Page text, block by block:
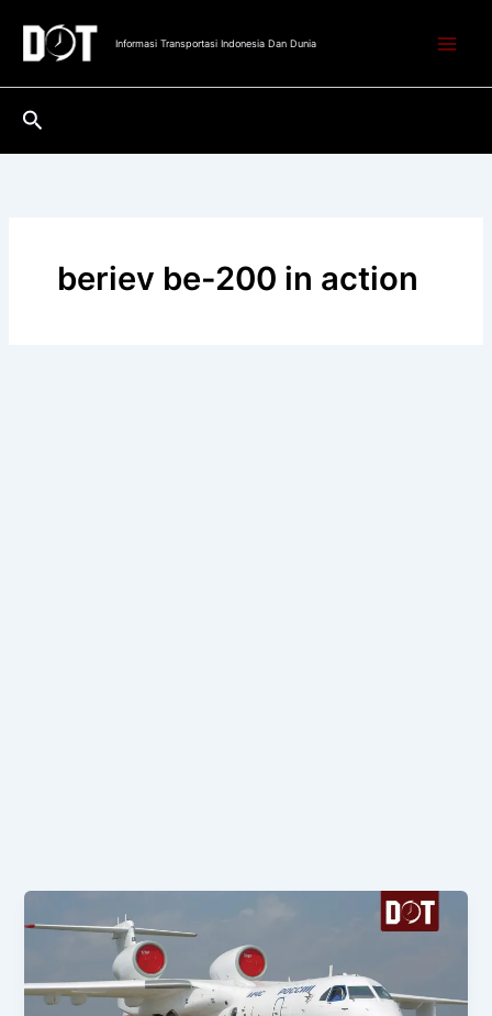
konten
Informasi Transportasi Indonesia Dan Dunia
Cari
beriev be-200 in action